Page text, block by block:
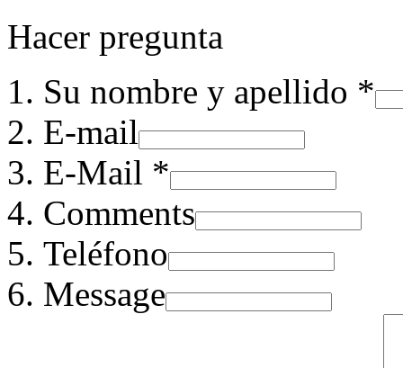
Hacer pregunta
Su nombre y apellido *
E-mail
E-Mail *
Comments
Teléfono
Message